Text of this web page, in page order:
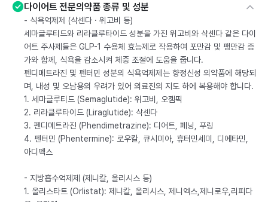
다이어트 전문의약품 종류 및 성분
- 식욕억제제 (삭센다 · 위고비 등)
세마글루티드와 리라클루타이드 성분을 가진 위고비와 삭센다 같은 다이
어트 주사제들은 GLP-1 수용체 효능제로 작용하여 포만감 및 팽만감 증
가와 함께, 식욕을 감소시켜 체중 조절에 도움을 줍니다.
펜디메트라진 및 펜터민 성분의 식욕억제제는 향정신성 의약품에 해당되
며, 내성 및 오남용의 우려가 있어 의료진의 지도 하에 복용해야 합니다.
1. 세마글루티드 (Semaglutide): 위고비, 오젬픽
2. 리라클루타이드 (Liraglutide): 삭센다
3. 펜디메트라진 (Phendimetrazine): 디어트, 페닝, 푸링
4. 펜터민 (Phentermine): 로우칼, 큐시미아, 휴터민세미, 디에타민,
아디펙스
- 지방흡수억제제 (제니칼, 올리시스 등)
1. 올리스타트 (Orlistat): 제니칼, 올리시스, 제니엑스,제니로우,리피다